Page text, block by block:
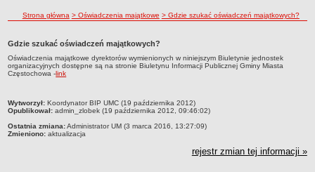
Licea
Techniczne Zakłady Naukowe
PRZEDSZKOLA
ARCHIWUM SZKÓŁ I PLACÓWEK
Zlikwidowane gimnazja
Przekształcone szkoły i placówki
ścieżka nawigacji
Strona główna > Oświadczenia majątkowe > Gdzie szukać oświadczeń majątkowych?
Gdzie szukać oświadczeń majątkowych?
Oświadczenia majątkowe dyrektorów wymienionych w niniejszym Biuletynie jednostek
organizacyjnych dostępne są na stronie Biuletynu Informacji Publicznej Gminy Miasta
Częstochowa -link
metryczka
Wytworzył: Koordynator BIP UMC (19 października 2012)
Opublikował: admin_zlobek (19 października 2012, 09:46:02)
Ostatnia zmiana:Administrator UM (3 marca 2016, 13:27:09)
Zmieniono: aktualizacja
rejestr zmian tej informacji »